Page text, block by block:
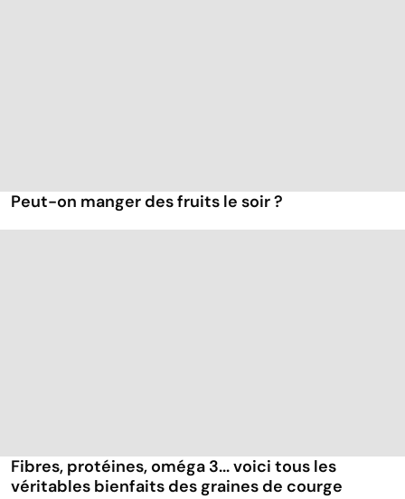
Peut-on manger des fruits le soir ?
Fibres, protéines, oméga 3... voici tous les
véritables bienfaits des graines de courge